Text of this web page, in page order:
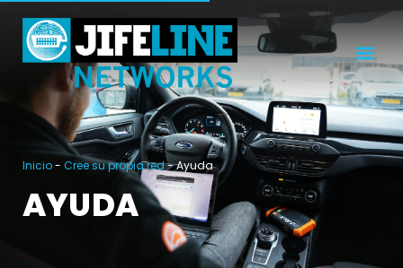
Inicio- Cree su propia red-Ayuda
AYUDA